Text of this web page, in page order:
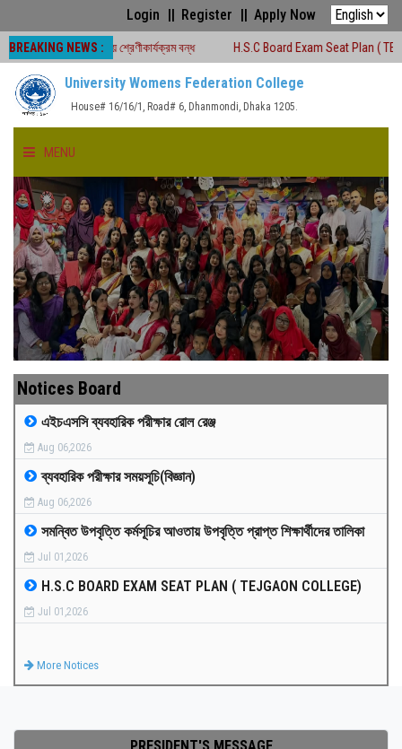
Login Register Apply Now
BREAKING NEWS :
সময়ে শ্রেণীকার্যক্রম বন্ধ H.S.C Board Exam Seat Plan ( TEJGAON
University Womens Federation College
House# 16/16/1, Road# 6, Dhanmondi, Dhaka 1205.
MENU
HOME
ABOUT US
FACULTIES
ACADEMICS
GALLERY
MEDIA
PAYMENT
CO-CURRICULUM
RESULTS
Notices Board
এইচএসসি ব্যবহারিক পরীক্ষার রোল রেঞ্জ
Aug 06,2026
ব্যবহারিক পরীক্ষার সময়সূচি(বিজ্ঞান)
Aug 06,2026
সমন্বিত উপবৃত্তি কর্মসূচির আওতায় উপবৃত্তি প্রাপ্ত শিক্ষার্থীদের তালিকা
Jul 01,2026
H.S.C BOARD EXAM SEAT PLAN ( TEJGAON COLLEGE)
Jul 01,2026
More Notices